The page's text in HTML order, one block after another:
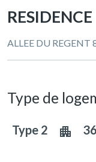
ALLEE DU REGENT
Type de
Type 2 apartment